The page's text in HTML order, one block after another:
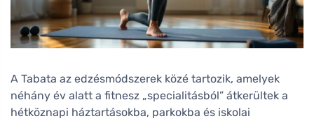
A Tabata az edzésmódszerek közé tartozik, amelyek
néhány év alatt a fitnesz „specialitásból” átkerültek a
hétköznapi háztartásokba, parkokba és iskolai